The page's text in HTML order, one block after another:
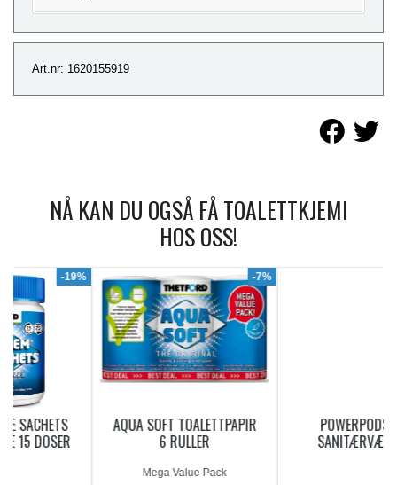
Art.nr: 1620155919
NÅ KAN DU OGSÅ FÅ TOALETTKJEMI
HOS OSS!
-7%
AQUA SOFT TOALETTPAPIR
Mega Value Pack
POWERPODS BLUE
SANITÆRVÆSKE 20